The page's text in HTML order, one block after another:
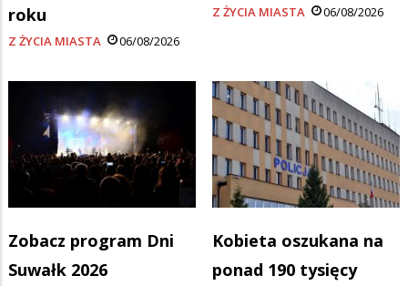
roku
Z ŻYCIA MIASTA 06/08/2026
Z ŻYCIA MIASTA 06/08/2026
Zobacz program Dni
Suwałk 2026
Kobieta oszukana na
ponad 190 tysięcy